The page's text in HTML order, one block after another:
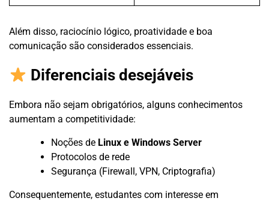
Além disso, raciocínio lógico, proatividade e boa
comunicação são considerados essenciais.
Diferenciais desejáveis
Embora não sejam obrigatórios, alguns conhecimentos
aumentam a competitividade:
Noções de Linux e Windows Server
Protocolos de rede
Segurança (Firewall, VPN, Criptografia)
Consequentemente, estudantes com interesse em